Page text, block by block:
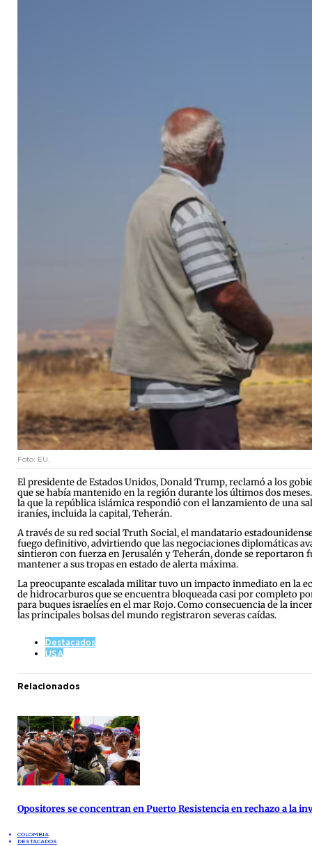
Foto: EU.
El presidente de Estados Unidos, Donald Trump, reclamó a los
que se había mantenido en la región durante los últimos dos
la que la república islámica respondió con el lanzamiento de una
iraníes, incluida la capital, Teherán.
A través de su red social Truth Social, el mandatario
fuego definitivo, advirtiendo que las negociaciones diplomáticas
sintieron con fuerza en Jerusalén y Teherán, donde se reportaron
mantener a sus tropas en estado de alerta máxima.
La preocupante escalada militar tuvo un impacto inmediato en la
de hidrocarburos que se encuentra bloqueada casi por completo
para buques israelíes en el mar Rojo. Como consecuencia de la
las principales bolsas del mundo registraron severas caídas.
Destacados
USA
Relacionados
Opositores se concentran en Puerto Resistencia en rechazo a la
COLOMBIA
DESTACADOS